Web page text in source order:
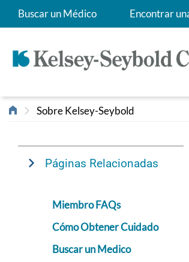
Buscar un Médico Encontrar
Sobre Kelsey-Seybold
Páginas Relacionadas
Miembro FAQs
Cómo Obtener Cuidado
Buscar un Medico